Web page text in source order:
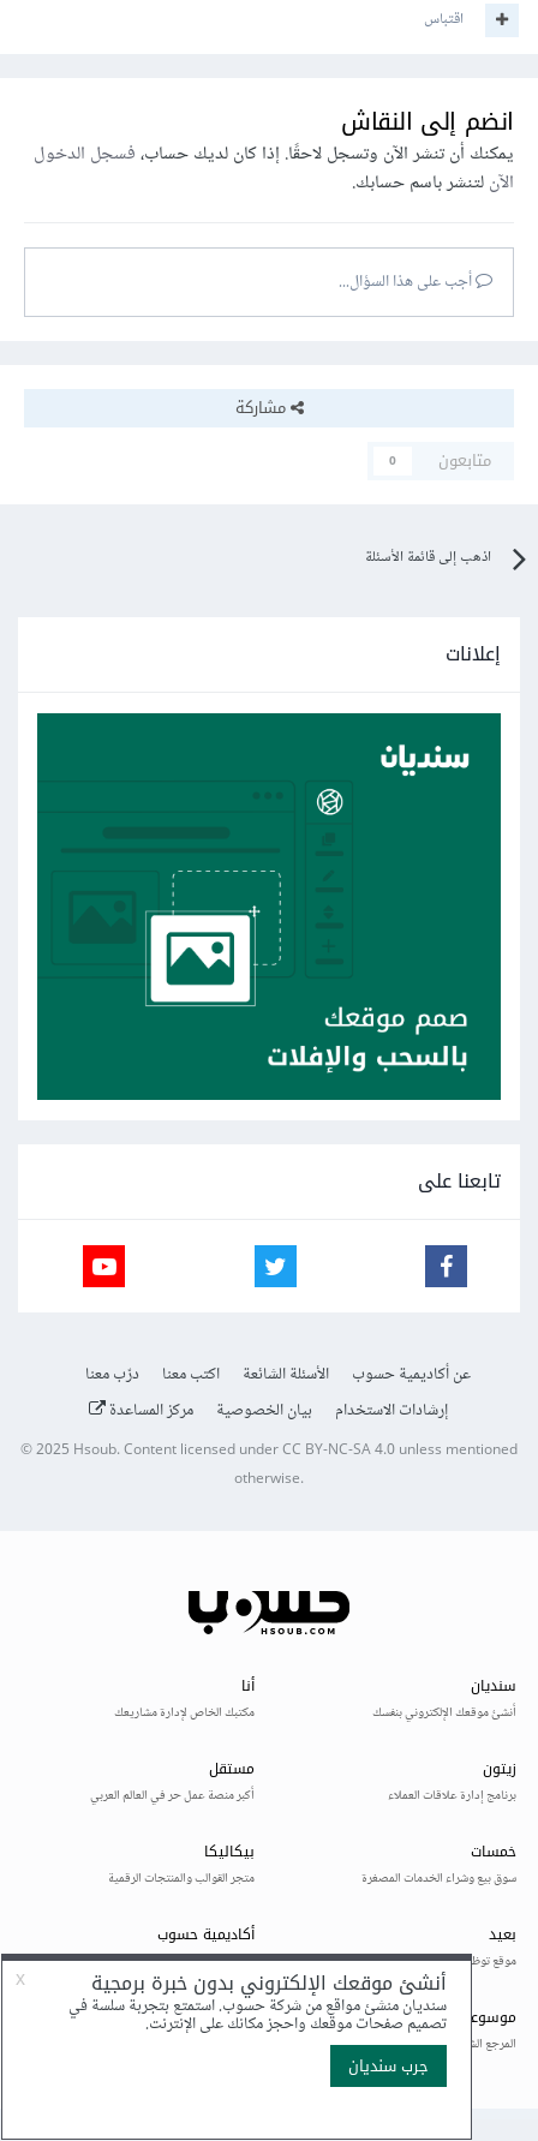
اقتباس
انضم إلى النقاش
يمكنك أن تنشر الآن وتسجل لاحقًا. إذا كان لديك حساب،فسجل الدخول
الآنلتنشر باسم حسابك.
أجب على هذا السؤال...
مشاركة
متابعون
0
اذهب إلى قائمة الأسئلة
إعلانات
تابعنا على
عن أكاديمية حسوب الأسئلة الشائعة اكتب معنا
درّب معنا
إرشادات الاستخدام
بيان الخصوصية مركز المساعدة
© 2025Hsoub.Content licensed underCC BY-NC-SA 4.0unless mentioned
otherwise.